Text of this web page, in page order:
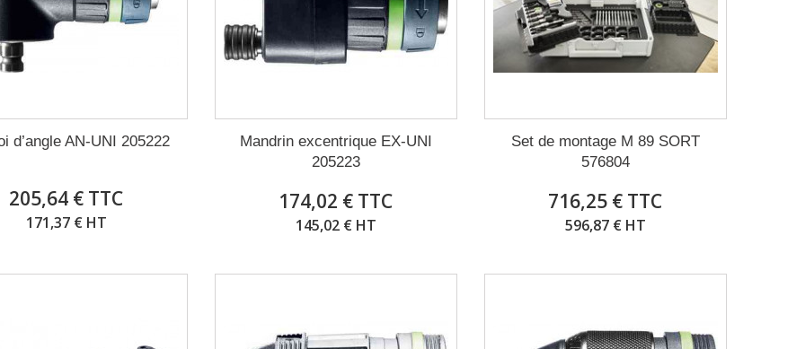
d’angle AN-UNI 205222
205,64 € TTC
171,37 € HT
Mandrin excentrique EX-UNI
205223
174,02 € TTC
145,02 € HT
Set de montage M 89 SORT
576804
716,25 € TTC
596,87 € HT